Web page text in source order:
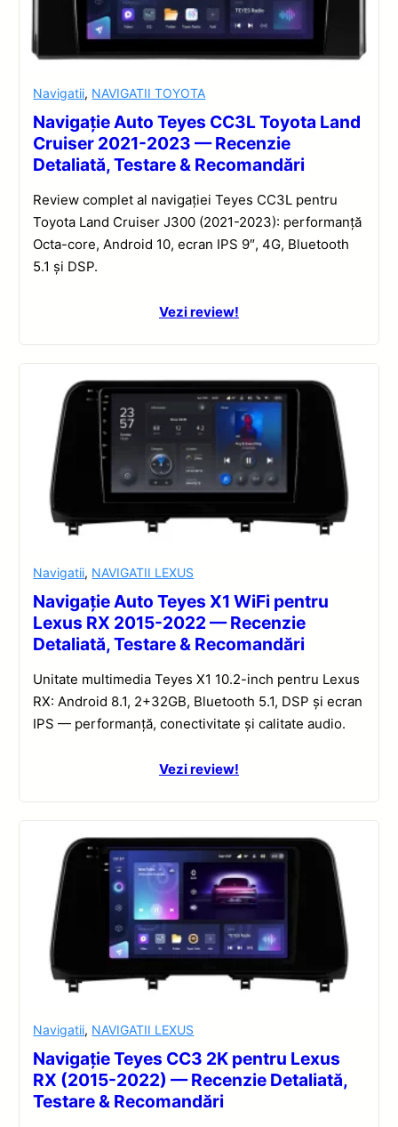
Navigatii, NAVIGATII TOYOTA
Navigație Auto Teyes CC3L Toyota Land
Cruiser 2021-2023 — Recenzie
Detaliată, Testare & Recomandări
Review complet al navigației Teyes CC3L pentru
Toyota Land Cruiser J300 (2021-2023): performanță
Octa-core, Android 10, ecran IPS 9″, 4G, Bluetooth
5.1 și DSP.
Vezi review!
Navigatii, NAVIGATII LEXUS
Navigație Auto Teyes X1 WiFi pentru
Lexus RX 2015-2022 — Recenzie
Detaliată, Testare & Recomandări
Unitate multimedia Teyes X1 10.2-inch pentru Lexus
RX: Android 8.1, 2+32GB, Bluetooth 5.1, DSP și ecran
IPS — performanță, conectivitate și calitate audio.
Vezi review!
Navigatii, NAVIGATII LEXUS
Navigație Teyes CC3 2K pentru Lexus
RX (2015-2022) — Recenzie Detaliată,
Testare & Recomandări